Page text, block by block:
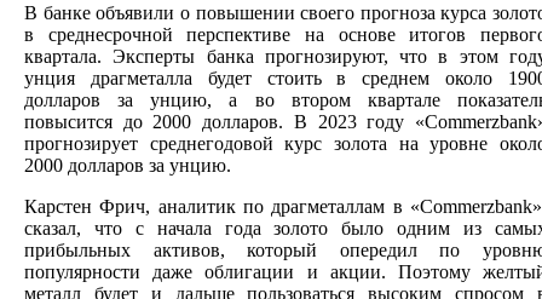
В банке объявили о повышении своего прогноза курса
в среднесрочной перспективе на основе итогов
квартала. Эксперты банка прогнозируют, что в этом
унция драгметалла будет стоить в среднем около
долларов за унцию, а во втором квартале
повысится до 2000 долларов. В 2023 году
прогнозирует среднегодовой курс золота на уровне
2000 долларов за унцию.
Карстен Фрич, аналитик по драгметаллам в
сказал, что с начала года золото было одним из
прибыльных активов, который опередил по
популярности даже облигации и акции. Поэтому
металл будет и дальше пользоваться высоким спросом